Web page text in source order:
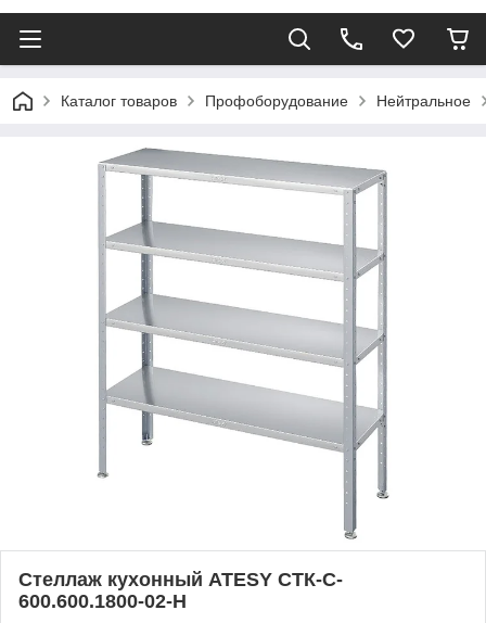
Каталог товаров Профоборудование Нейтральное
Стеллаж кухонный ATESY СТК-С-
600.600.1800-02-Н